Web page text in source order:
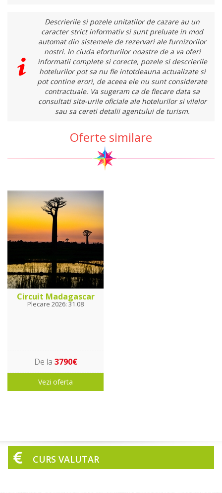
Descrierile si pozele unitatilor de cazare au un
caracter strict informativ si sunt preluate in mod
automat din sistemele de rezervari ale furnizorilor
nostri. In ciuda eforturilor noastre de a va oferi
informatii complete si corecte, pozele si descrierile
hotelurilor pot sa nu fie intotdeauna actualizate si
pot contine erori, de aceea ele nu sunt considerate
contractuale. Va sugeram ca de fiecare data sa
consultati site-urile oficiale ale hotelurilor si vilelor
sau sa cereti detalii agentului de turism.
Oferte similare
Circuit Madagascar
Plecare 2026: 31.08
De la 3790€
Vezi oferta
CURS VALUTAR